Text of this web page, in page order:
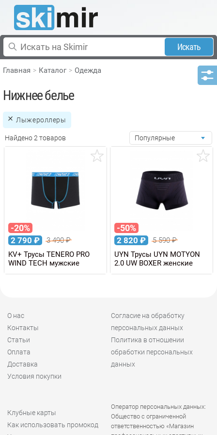
Искать
Главная Каталог Одежда
Нижнее белье
Лыжероллеры
Найдено 2 товаров Популярные
-20%
2 790 ₽ 3 490₽
KV+ Трусы TENERO PRO
WIND TECH мужские
-50%
2 820 ₽ 5 590₽
UYN Трусы UYN MOTYON
2.0 UW BOXER женские
О нас
Контакты
Статьи
Оплата
Доставка
Условия покупки
Согласие на обработку
персональных данных
Политика в отношении
обработки персональных
данных
Клубные карты
Как использовать промокод
Оператор персональных данных:
Общество с ограниченной
ответственностью «Магазин